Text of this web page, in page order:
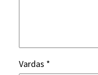
Vardas *